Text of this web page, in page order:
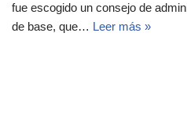
fue escogido un consejo de
de base, que… Leer más »